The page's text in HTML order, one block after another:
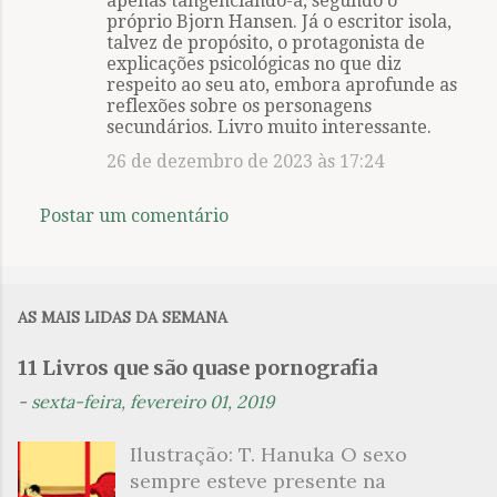
próprio Bjorn Hansen. Já o escritor isola,
talvez de propósito, o protagonista de
explicações psicológicas no que diz
respeito ao seu ato, embora aprofunde as
reflexões sobre os personagens
secundários. Livro muito interessante.
26 de dezembro de 2023 às 17:24
Postar um comentário
AS MAIS LIDAS DA SEMANA
11 Livros que são quase pornografia
- sexta-feira, fevereiro 01, 2019
Ilustração: T. Hanuka O sexo
sempre esteve presente na